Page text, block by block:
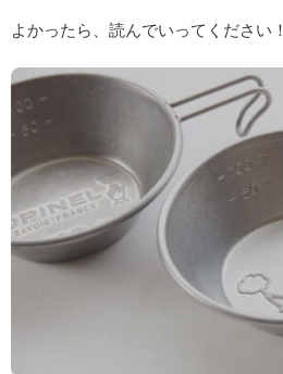
よかったら、読んでいってください！